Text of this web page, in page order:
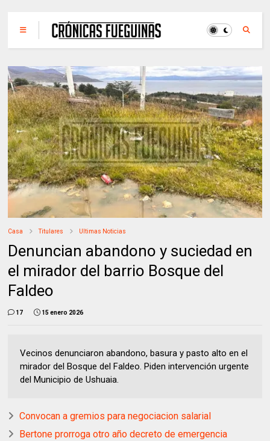
Casa Titulares Ultimas Noticias
Denuncian abandono y suciedad en
el mirador del barrio Bosque del
Faldeo
17 15 enero 2026
Vecinos denunciaron abandono, basura y pasto alto en el
mirador del Bosque del Faldeo. Piden intervención urgente
del Municipio de Ushuaia.
Convocan a gremios para negociacion salarial
Bertone prorroga otro año decreto de emergencia